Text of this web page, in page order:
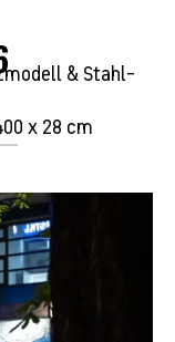
& Stahl-
x 28 cm